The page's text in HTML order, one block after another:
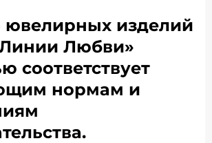
ювелирных изделий
Любви»
соответствует
нормам и